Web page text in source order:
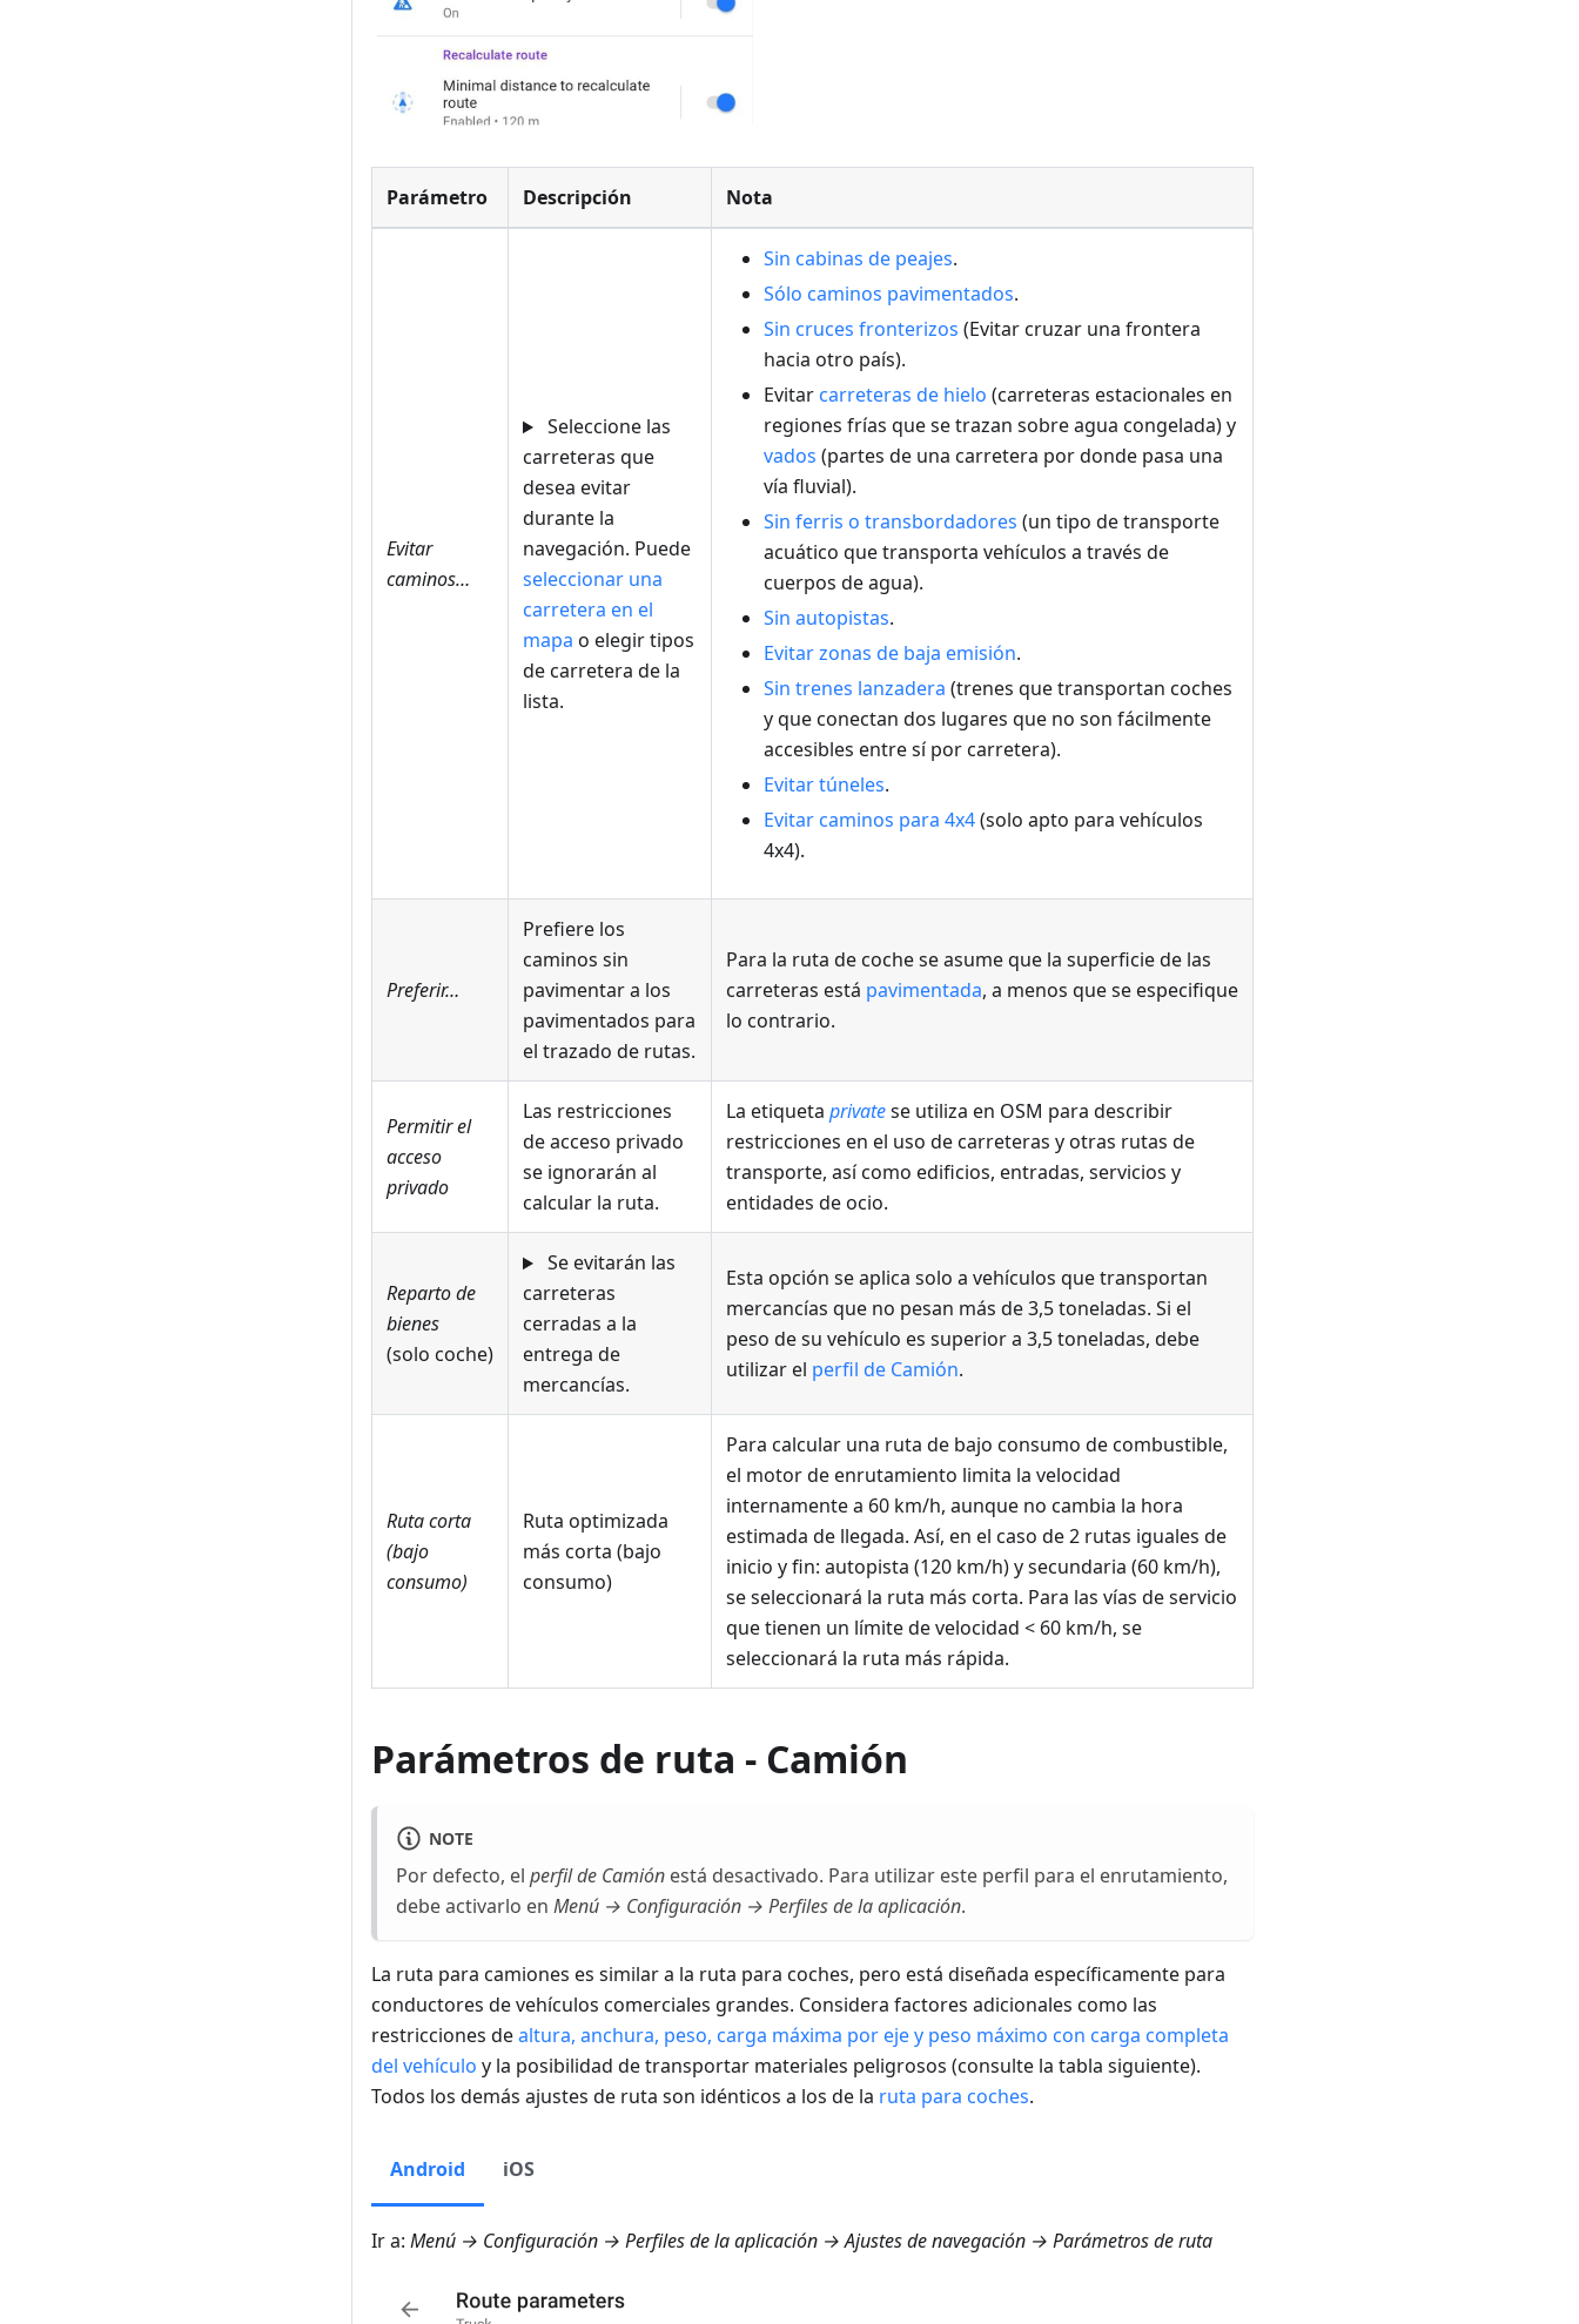
Parámetro Descripción Nota
Evitar
caminos…
Seleccione las
carreteras que
desea evitar
durante la
navegación. Puede
seleccionar una
carretera en el
mapa o elegir tipos
de carretera de la
lista.
Sin cabinas de peajes.
Sólo caminos pavimentados.
Sin cruces fronterizos (Evitar cruzar una frontera
hacia otro país).
Evitar carreteras de hielo (carreteras estacionales en
regiones frías que se trazan sobre agua congelada) y
vados (partes de una carretera por donde pasa una
vía fluvial).
Sin ferris o transbordadores (un tipo de transporte
acuático que transporta vehículos a través de
cuerpos de agua).
Sin autopistas.
Evitar zonas de baja emisión.
Sin trenes lanzadera (trenes que transportan coches
y que conectan dos lugares que no son fácilmente
accesibles entre sí por carretera).
Evitar túneles.
Evitar caminos para 4x4(solo apto para vehículos
4x4).
Preferir…
Prefiere los
caminos sin
pavimentar a los
pavimentados para
el trazado de rutas.
Para la ruta de coche se asume que la superficie de las
carreteras está pavimentada, a menos que se especifique
lo contrario.
Permitir el
acceso
privado
Las restricciones
de acceso privado
se ignorarán al
calcular la ruta.
La etiqueta privatese utiliza en OSM para describir
restricciones en el uso de carreteras y otras rutas de
transporte, así como edificios, entradas, servicios y
entidades de ocio.
Reparto de
bienes
(solo coche)
Se evitarán las
carreteras
cerradas a la
entrega de
mercancías.
Esta opción se aplica solo a vehículos que transportan
mercancías que no pesan más de 3,5 toneladas. Si el
peso de su vehículo es superior a 3,5 toneladas, debe
utilizar el perfil de Camión.
Ruta corta
(bajo
consumo)
Ruta optimizada
más corta (bajo
consumo)
Para calcular una ruta de bajo consumo de combustible,
el motor de enrutamiento limita la velocidad
internamente a 60 km/h, aunque no cambia la hora
estimada de llegada. Así, en el caso de 2 rutas iguales de
inicio y fin: autopista (120 km/h) y secundaria (60 km/h),
se seleccionará la ruta más corta. Para las vías de servicio
que tienen un límite de velocidad < 60 km/h, se
seleccionará la ruta más rápida.
Parámetros de ruta - Camión
NOTE
Por defecto, el perfil de Camión está desactivado. Para utilizar este perfil para el enrutamiento,
debe activarlo en Menú → Configuración → Perfiles de la aplicación.
La ruta para camiones es similar a la ruta para coches, pero está diseñada específicamente para
conductores de vehículos comerciales grandes. Considera factores adicionales como las
restricciones dealtura, anchura, peso, carga máxima por eje y peso máximo con carga completa
del vehículo y la posibilidad de transportar materiales peligrosos (consulte la tabla siguiente).
Todos los demás ajustes de ruta son idénticos a los de la ruta para coches.
Android iOS
Ir a: Menú → Configuración → Perfiles de la aplicación → Ajustes de navegación → Parámetros de ruta